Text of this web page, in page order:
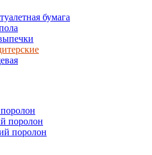
бумага
поролон
поролон